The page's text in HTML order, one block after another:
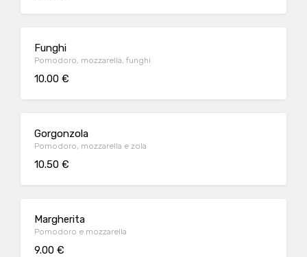
Funghi
Pomodoro, mozzarella, funghi
10.00 €
Gorgonzola
Pomodoro, mozzarella e zola
10.50 €
Margherita
Pomodoro e mozzarella
9.00 €